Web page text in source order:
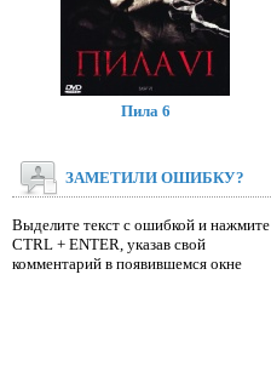
Пила 6
ЗАМЕТИЛИ ОШИБКУ?
Выделите текст с ошибкой и нажмите
CTRL + ENTER, указав свой
комментарий в появившемся окне